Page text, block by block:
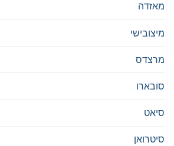
מאזדה
מיצובישי
מרצדס
סובארו
סיאט
סיטרואן